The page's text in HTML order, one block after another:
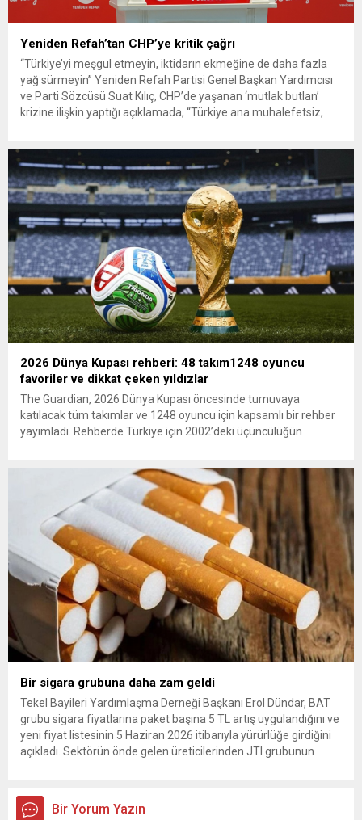
Yeniden Refah’tan CHP’ye kritik çağrı
“Türkiye’yi meşgul etmeyin, iktidarın ekmeğine de daha fazla
yağ sürmeyin” Yeniden Refah Partisi Genel Başkan Yardımcısı
ve Parti Sözcüsü Suat Kılıç, CHP’de yaşanan ‘mutlak butlan’
krizine ilişkin yaptığı açıklamada, “Türkiye ana muhalefetsiz,
olun. Türkiye’yi...
2026 Dünya Kupası rehberi: 48 takım1248 oyuncu
favoriler ve dikkat çeken yıldızlar
The Guardian, 2026 Dünya Kupası öncesinde turnuvaya
katılacak tüm takımlar ve 1248 oyuncu için kapsamlı bir rehber
yayımladı. Rehberde Türkiye için 2002’deki üçüncülüğün
yaratmaya hazır” olarak değerlendirildi. A Milli Takım’ın yıldızı
Arda Güler gösterildi. The...
Bir sigara grubuna daha zam geldi
Tekel Bayileri Yardımlaşma Derneği Başkanı Erol Dündar, BAT
grubu sigara fiyatlarına paket başına 5 TL artış uygulandığını ve
yeni fiyat listesinin 5 Haziran 2026 itibarıyla yürürlüğe girdiğini
açıkladı. Sektörün önde gelen üreticilerinden JTI grubunun
Yardımlaşma...
Bir Yorum Yazın